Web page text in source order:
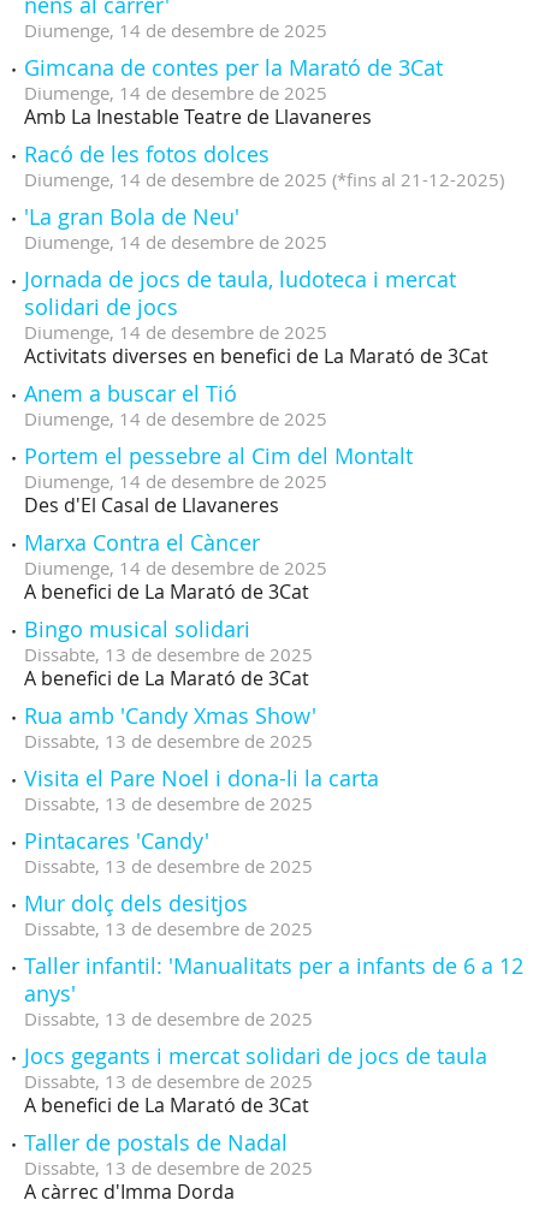
Diumenge, 14 de desembre de 2025
Gimcana de contes per la Marató de 3Cat
Diumenge, 14 de desembre de 2025
Amb La Inestable Teatre de Llavaneres
Racó de les fotos dolces
Diumenge, 14 de desembre de 2025 (*fins al 21-12-2025)
'La gran Bola de Neu'
Diumenge, 14 de desembre de 2025
Jornada de jocs de taula, ludoteca i mercat
solidari de jocs
Diumenge, 14 de desembre de 2025
Activitats diverses en benefici de La Marató de 3Cat
Anem a buscar el Tió
Diumenge, 14 de desembre de 2025
Portem el pessebre al Cim del Montalt
Diumenge, 14 de desembre de 2025
Des d'El Casal de Llavaneres
Marxa Contra el Càncer
Diumenge, 14 de desembre de 2025
A benefici de La Marató de 3Cat
Bingo musical solidari
Dissabte, 13 de desembre de 2025
A benefici de La Marató de 3Cat
Rua amb 'Candy Xmas Show'
Dissabte, 13 de desembre de 2025
Visita el Pare Noel i dona-li la carta
Dissabte, 13 de desembre de 2025
Pintacares 'Candy'
Dissabte, 13 de desembre de 2025
Mur dolç dels desitjos
Dissabte, 13 de desembre de 2025
Taller infantil: 'Manualitats per a infants de 6 a 12
anys'
Dissabte, 13 de desembre de 2025
Jocs gegants i mercat solidari de jocs de taula
Dissabte, 13 de desembre de 2025
A benefici de La Marató de 3Cat
Taller de postals de Nadal
Dissabte, 13 de desembre de 2025
A càrrec d'Imma Dorda